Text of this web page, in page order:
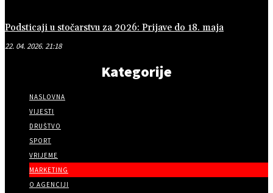
Podsticaji u stočarstvu za 2026: Prijave do 18. maja
22. 04. 2026. 21:18
Kategorije
NASLOVNA
VIJESTI
DRUŠTVO
SPORT
VRIJEME
MARKETING
O AGENCIJI